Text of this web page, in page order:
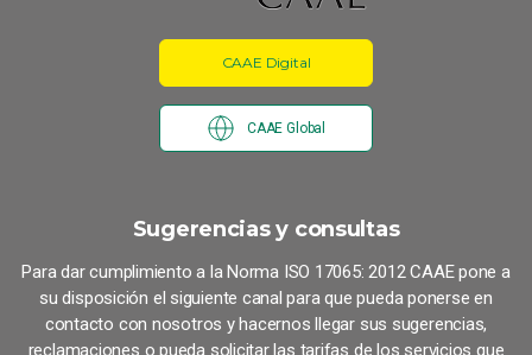
Sugerencias y consultas
Para dar cumplimiento a la Norma ISO 17065: 2012 CAAE pone a
su disposición el siguiente canal para que pueda ponerse en
contacto con nosotros y hacernos llegar sus sugerencias,
reclamaciones o pueda solicitar las tarifas de los servicios que
CAAE Digital
CAAE Global